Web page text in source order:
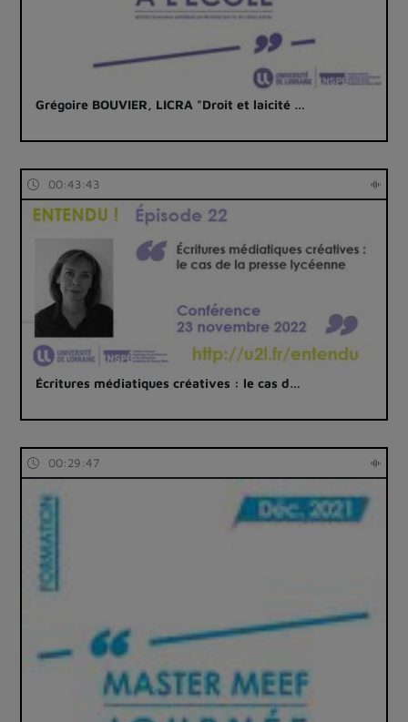
Grégoire BOUVIER, LICRA "Droit et laicité …
00:43:43
Écritures médiatiques créatives : le cas d…
00:29:47